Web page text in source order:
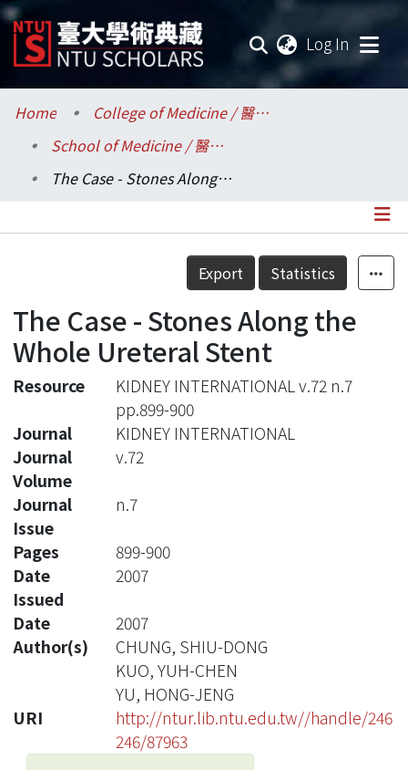
Log In
Communities & Collections
Research Outputs
Statistics
Home
College of Medicine / 醫學院
School of Medicine / 醫學系
The Case - Stones Along the Whole Ureteral Stent
Details
Export Statistics
The Case - Stones Along the
Whole Ureteral Stent
Resource
KIDNEY INTERNATIONAL v.72 n.7
pp.899-900
Journal
KIDNEY INTERNATIONAL
Journal
Volume
v.72
Journal
Issue
n.7
Pages
899-900
Date
Issued
2007
Date
2007
Author(s)
CHUNG, SHIU-DONG
KUO, YUH-CHEN
YU, HONG-JENG
URI
http://ntur.lib.ntu.edu.tw//handle/246
246/87963